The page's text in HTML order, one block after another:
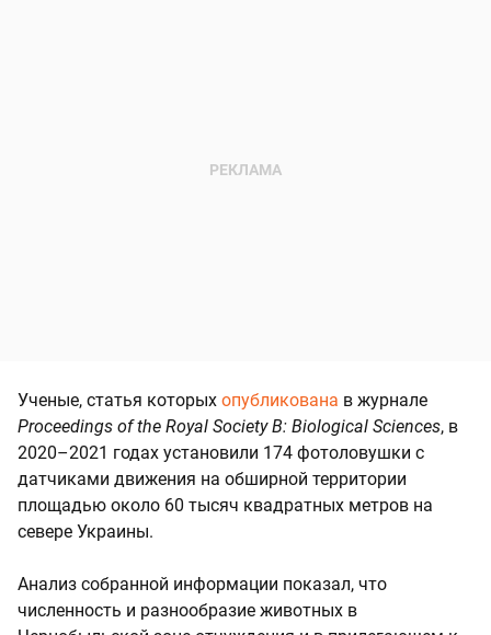
Ученые, статья которых опубликована в журнале
Proceedings of the Royal Society B: Biological Sciences, в
2020–2021 годах установили 174 фотоловушки с
датчиками движения на обширной территории
площадью около 60 тысяч квадратных метров на
севере Украины.
Анализ собранной информации показал, что
численность и разнообразие животных в